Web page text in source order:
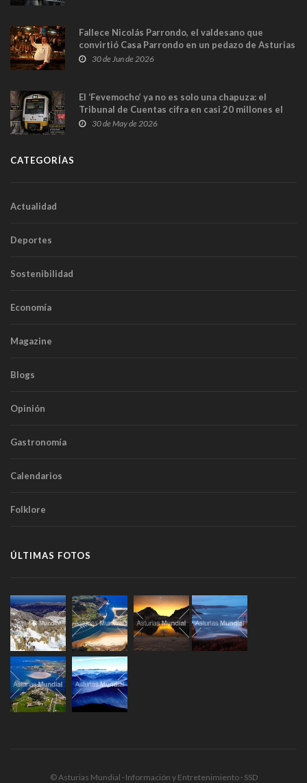
Fallece Nicolás Parrondo, el valdesano que
convirtió Casa Parrondo en un pedazo de Asturias
en Madrid
30 de Jun de 2026
El ‘Fevemocho’ ya no es solo una chapuza: el
Tribunal de Cuentas cifra en casi 20 millones el
sobrecoste de los trenes que no cabían por los
30 de May de 2026
CATEGORÍAS
Actualidad
Deportes
Sostenibilidad
Economía
Magazine
Blogs
Opinión
Gastronomía
Calendarios
Folklore
ÚLTIMAS FOTOS
© Asturias Mundial · Información y Entretenimiento · SSD